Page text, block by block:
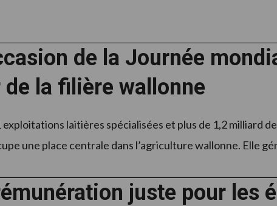
de la Journée
la filière wallonne
exploitations laitières spécialisées et plus de 1,2 milliard
une place centrale dans l’agriculture wallonne. Elle
juste pour les